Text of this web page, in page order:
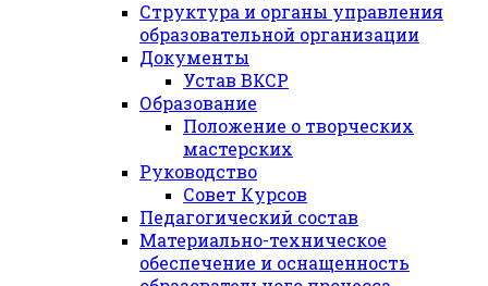
Структура и органы управления
образовательной организации
Документы
Устав ВКСР
Образование
Положение о творческих
мастерских
Руководство
Совет Курсов
Педагогический состав
Материально-техническое
обеспечение и оснащенность